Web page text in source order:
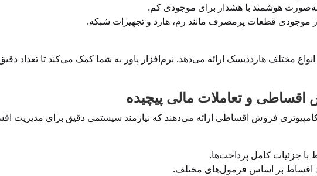
به‌صورت هوشمند با هشدار برای موجودی کم.
موجودی قطعات پرمصرف مانند رم، هارد و تجهیزات شبکه.
مختلف هارددیسک ارائه می‌دهد. نرم‌افزار پاور به شما کمک می‌کند تا تعداد
فروش اقساطی ارائه می‌دهند که نیازمند سیستمی دقیق برای مدیریت
جزئیات کامل پرداخت‌ها.
اقساط بر اساس فرمول‌های مختلف.